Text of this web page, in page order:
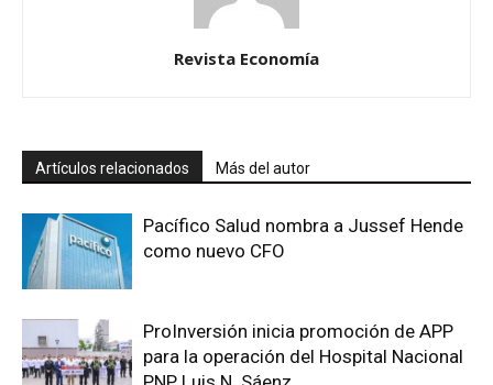
Revista Economía
Artículos relacionados Más del autor
Pacífico Salud nombra a Jussef Hende
como nuevo CFO
ProInversión inicia promoción de APP
para la operación del Hospital Nacional